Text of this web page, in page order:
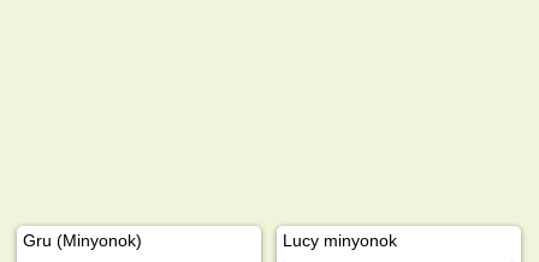
Gru (Minyonok) Lucy minyonok